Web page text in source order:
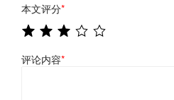
本文评分*
评论内容*